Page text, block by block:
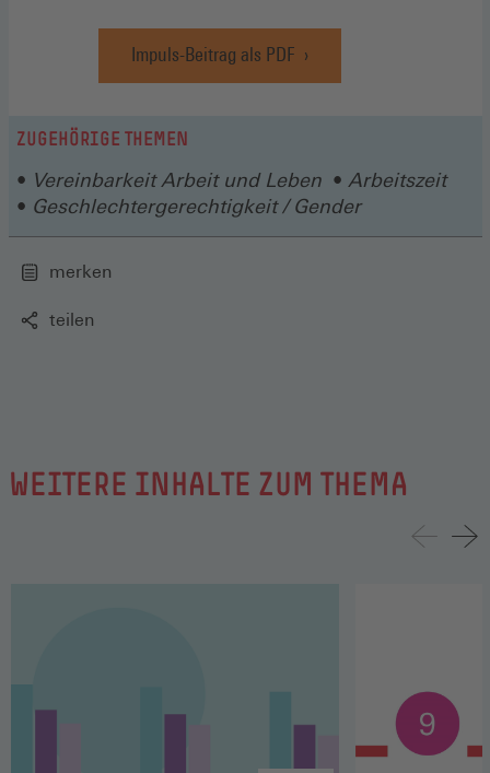
neuen
Fenster)
Impuls-Beitrag als PDF
(Öffnet
in
ZUGEHÖRIGE THEMEN
Vereinbarkeit Arbeit und Leben
Arbeitszeit
Geschlechtergerechtigkeit / Gender
merken
teilen
WEITERE INHALTE ZUM THEMA